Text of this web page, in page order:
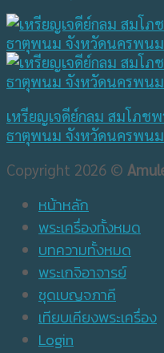
เหรียญเจดีย์กลม สมโภช
ธาตุพนม จังหวัดนครพน
Copyright 2026 ©
หน้าหลัก
พระเครื่องทั้งหมด
บทความทั้งหมด
พระเกจิอาจารย์
ชุดเบญจภาคี
เทียบเคียงพระเครื่อง
Login